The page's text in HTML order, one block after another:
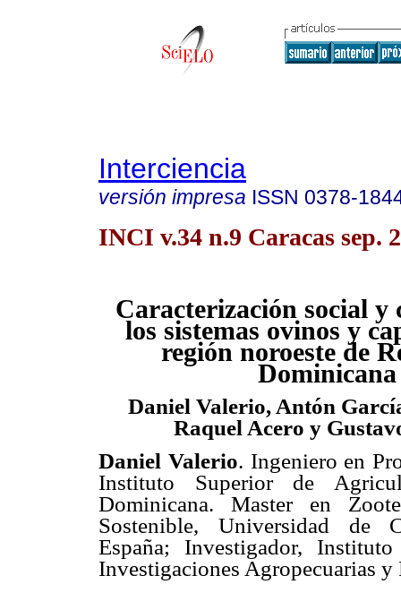
Interciencia
versión impresa ISSN 0378-
INCI v.34 n.9 Caracas sep.
Caracterización social y
los sistemas ovinos y
región noroeste de
Dominicana
Daniel Valerio, Antón
Raquel Acero y
Daniel Valerio. Ingeniero en
Instituto Superior de
Dominicana. Master en
Sostenible, Universidad de
España; Investigador,
Investigaciones Agropecuarias